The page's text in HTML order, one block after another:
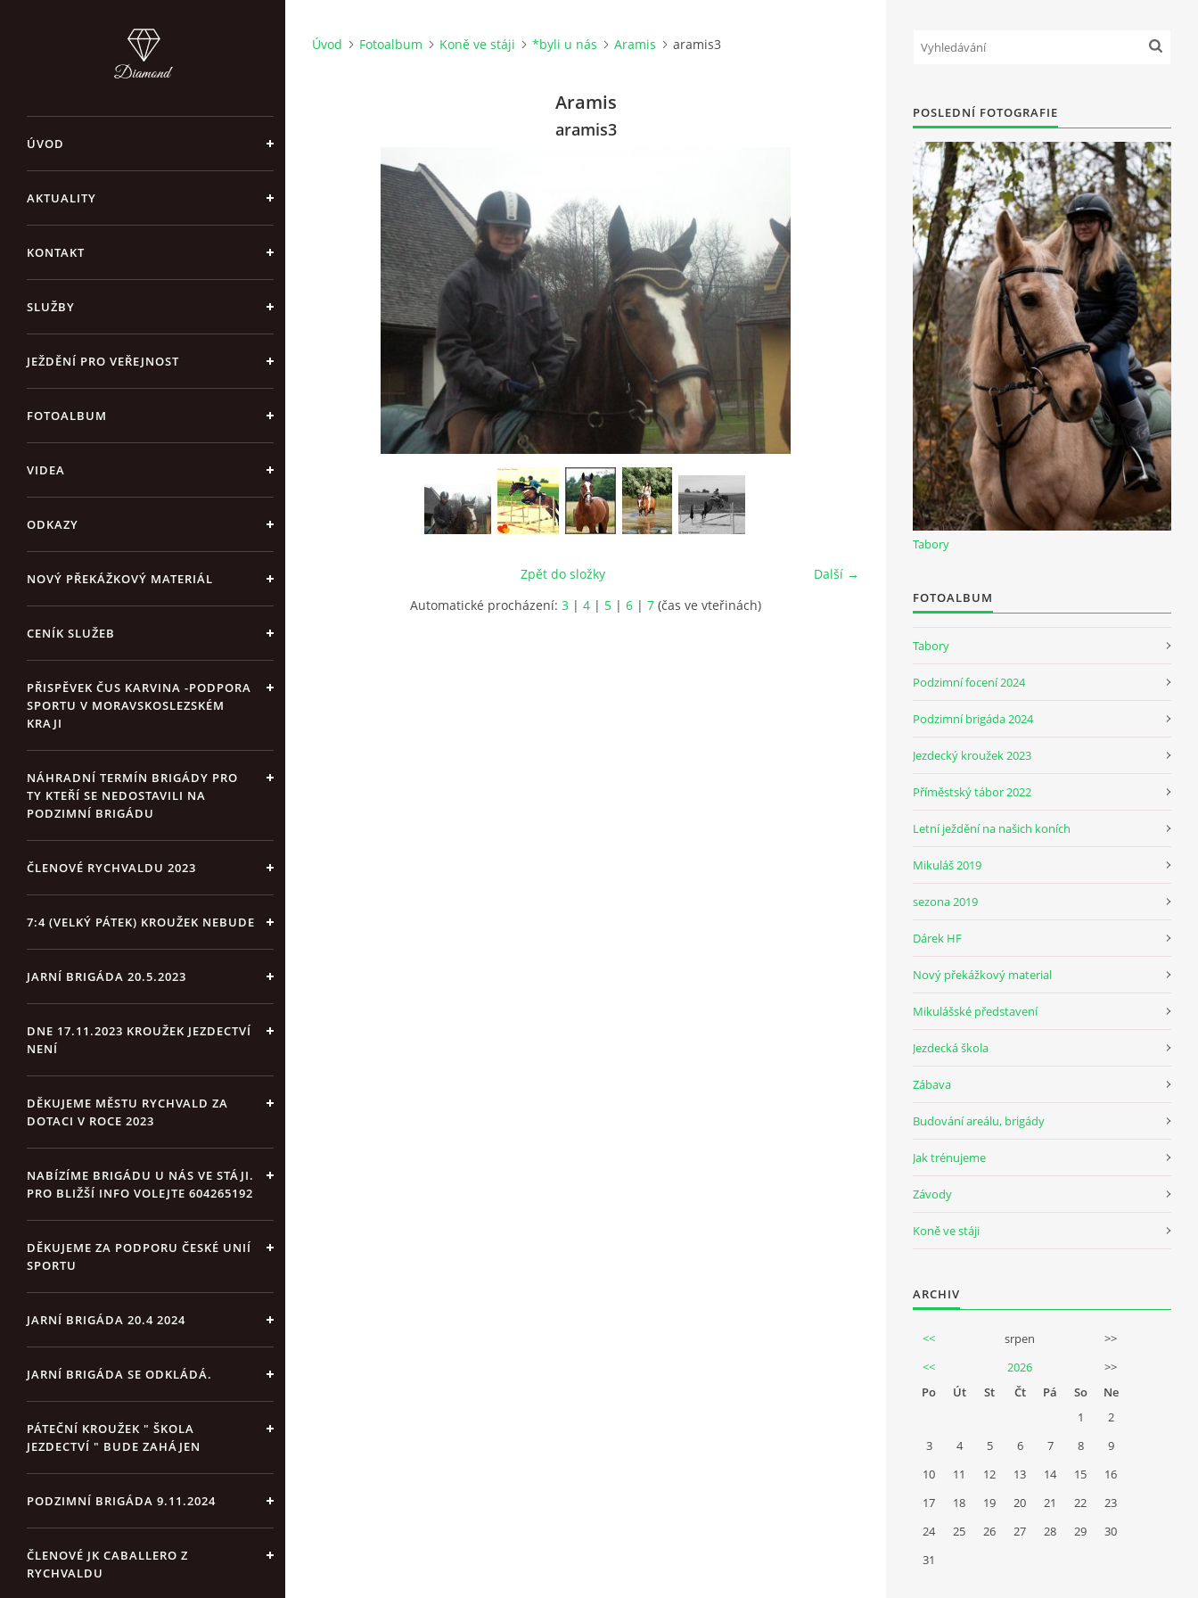
ÚVOD
AKTUALITY
KONTAKT
SLUŽBY
JEŽDĚNÍ PRO VEŘEJNOST
FOTOALBUM
VIDEA
ODKAZY
NOVÝ PŘEKÁŽKOVÝ MATERIÁL
CENÍK SLUŽEB
PŘISPĚVEK ČUS KARVINA -PODPORA
SPORTU V MORAVSKOSLEZSKÉM
KRAJI
NÁHRADNÍ TERMÍN BRIGÁDY PRO
TY KTEŘÍ SE NEDOSTAVILI NA
PODZIMNÍ BRIGÁDU
ČLENOVÉ RYCHVALDU 2023
7:4 (VELKÝ PÁTEK) KROUŽEK NEBUDE
JARNÍ BRIGÁDA 20.5.2023
DNE 17.11.2023 KROUŽEK JEZDECTVÍ
NENÍ
DĚKUJEME MĚSTU RYCHVALD ZA
DOTACI V ROCE 2023
NABÍZÍME BRIGÁDU U NÁS VE STÁJI.
PRO BLIŽŠÍ INFO VOLEJTE 604265192
DĚKUJEME ZA PODPORU ČESKÉ UNIÍ
SPORTU
JARNÍ BRIGÁDA 20.4 2024
JARNÍ BRIGÁDA SE ODKLÁDÁ.
PÁTEČNÍ KROUŽEK " ŠKOLA
JEZDECTVÍ " BUDE ZAHÁJEN
PODZIMNÍ BRIGÁDA 9.11.2024
ČLENOVÉ JK CABALLERO Z
RYCHVALDU
Úvod Fotoalbum Koně ve stáji *byli u nás Aramis aramis3
Aramis
aramis3
Další →
Zpět do složky
Automatické procházení: 3 | 4 | 5 | 6 | 7 (čas ve vteřinách)
POSLEDNÍ FOTOGRAFIE
Tabory
FOTOALBUM
Tabory
Podzimní focení 2024
Podzimní brigáda 2024
Jezdecký kroužek 2023
Příměstský tábor 2022
Letní ježdění na našich koních
Mikuláš 2019
sezona 2019
Dárek HF
Nový překážkový material
Mikulášské představení
Jezdecká škola
Zábava
Budování areálu, brigády
Jak trénujeme
Závody
Koně ve stáji
ARCHIV
<< srpen
>>
<<
2026
>>
Po
Út St Čt Pá So
Ne
1
2
3
4 5 6 7 8
9
10
11 12 13 14 15
16
17
18 19 20 21 22
23
24
25 26 27 28 29
30
31